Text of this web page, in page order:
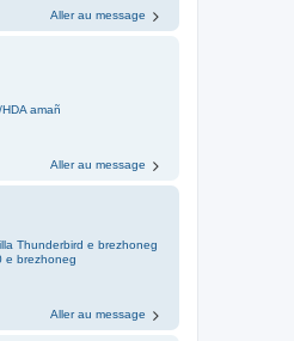
Aller au message
amañ
Aller au message
Thunderbird e brezhoneg
e brezhoneg
Aller au message